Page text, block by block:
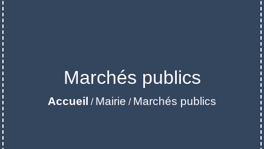
Marchés publics
Accueil / Mairie / Marchés publics